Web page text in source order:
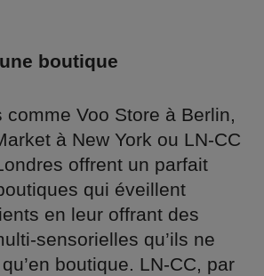
boutique
comme Voo Store à Berlin,
à New York ou LN-CC
offrent un parfait
qui éveillent
en leur offrant des
sensorielles qu’ils ne
boutique. LN-CC, par